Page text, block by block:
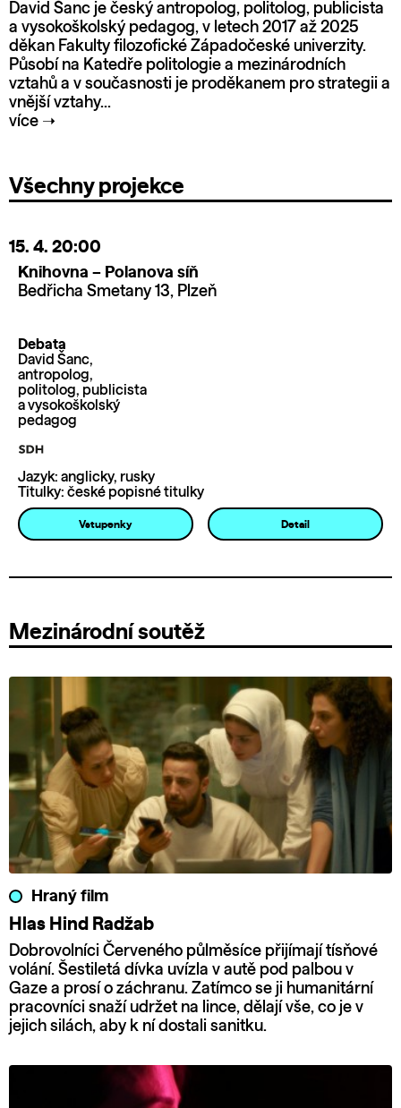
David Šanc je český antropolog, politolog, publicista
a vysokoškolský pedagog, v letech 2017 až 2025
děkan Fakulty filozofické Západočeské univerzity.
Působí na Katedře politologie a mezinárodních
vztahů a v současnosti je proděkanem pro strategii a
vnější vztahy...
více ➝
Všechny projekce
15. 4. 20:00
Knihovna – Polanova síň
Bedřicha Smetany 13, Plzeň
Debata
David Šanc,
antropolog,
politolog, publicista
a vysokoškolský
pedagog
Jazyk: anglicky, rusky
Titulky: české popisné titulky
Vstupenky Detail
Mezinárodní soutěž
Hraný film
Hlas Hind Radžab
Dobrovolníci Červeného půlměsíce přijímají tísňové
volání. Šestiletá dívka uvízla v autě pod palbou v
Gaze a prosí o záchranu. Zatímco se ji humanitární
pracovníci snaží udržet na lince, dělají vše, co je v
jejich silách, aby k ní dostali sanitku.